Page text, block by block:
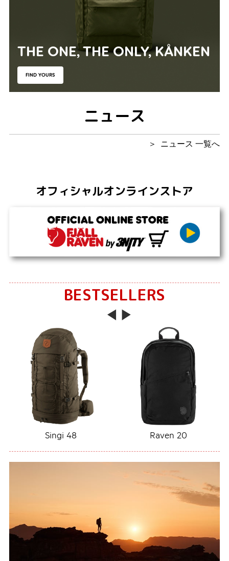
THE ONE, THE ONLY, KÅNKEN
FIND YOURS
ニュース
ニュース 一覧へ
オフィシャルオンラインストア
BESTSELLERS
KANKEN Mini Kanken Sling